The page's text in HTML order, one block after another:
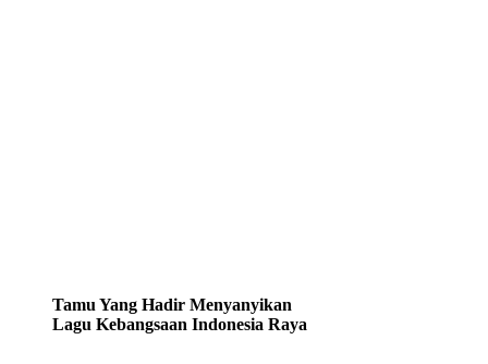
Tamu Yang Hadir Menyanyikan
Lagu Kebangsaan Indonesia Raya